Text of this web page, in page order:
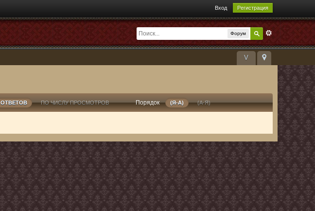
Вход Регистрация
Форум
V
ОТВЕТОВ ПО ЧИСЛУ ПРОСМОТРОВ Порядок (Я-А) (А-Я)